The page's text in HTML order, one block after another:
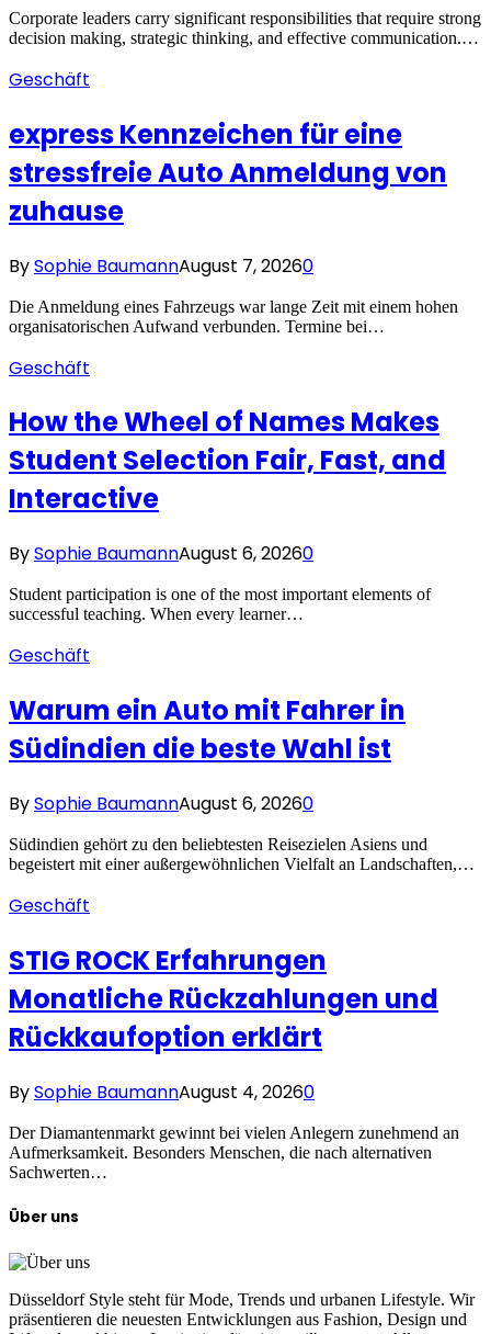
Corporate leaders carry significant responsibilities that require strong
decision making, strategic thinking, and effective communication.…
Geschäft
express Kennzeichen für eine
stressfreie Auto Anmeldung von
zuhause
BySophie BaumannAugust 7, 20260
Die Anmeldung eines Fahrzeugs war lange Zeit mit einem hohen
organisatorischen Aufwand verbunden. Termine bei…
Geschäft
How the Wheel of Names Makes
Student Selection Fair, Fast, and
Interactive
BySophie BaumannAugust 6, 20260
Student participation is one of the most important elements of
successful teaching. When every learner…
Geschäft
Warum ein Auto mit Fahrer in
Südindien die beste Wahl ist
BySophie BaumannAugust 6, 20260
Südindien gehört zu den beliebtesten Reisezielen Asiens und
begeistert mit einer außergewöhnlichen Vielfalt an Landschaften,…
Geschäft
STIG ROCK Erfahrungen
Monatliche Rückzahlungen und
Rückkaufoption erklärt
BySophie BaumannAugust 4, 20260
Der Diamantenmarkt gewinnt bei vielen Anlegern zunehmend an
Aufmerksamkeit. Besonders Menschen, die nach alternativen
Sachwerten…
Über uns
Düsseldorf Style steht für Mode, Trends und urbanen Lifestyle. Wir
präsentieren die neuesten Entwicklungen aus Fashion, Design und